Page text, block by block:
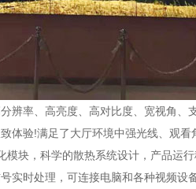
辨率、高亮度、高对比度、宽视角、
体验!满足了大厅环境中强光线、观
块，科学的散热系统设计，产品运
实时处理，可连接电脑和各种视频设